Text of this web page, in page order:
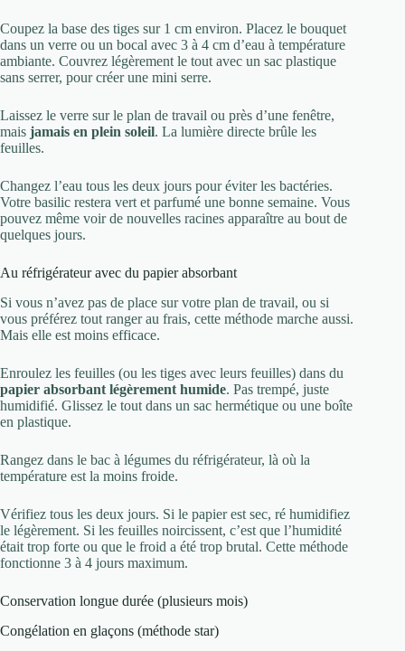
Coupez la base des tiges sur 1 cm environ. Placez le bouquet
dans un verre ou un bocal avec 3 à 4 cm d’eau à température
ambiante. Couvrez légèrement le tout avec un sac plastique
sans serrer, pour créer une mini serre.
Laissez le verre sur le plan de travail ou près d’une fenêtre,
mais jamais en plein soleil. La lumière directe brûle les
feuilles.
Changez l’eau tous les deux jours pour éviter les bactéries.
Votre basilic restera vert et parfumé une bonne semaine. Vous
pouvez même voir de nouvelles racines apparaître au bout de
quelques jours.
Au réfrigérateur avec du papier absorbant
Si vous n’avez pas de place sur votre plan de travail, ou si
vous préférez tout ranger au frais, cette méthode marche aussi.
Mais elle est moins efficace.
Enroulez les feuilles (ou les tiges avec leurs feuilles) dans du
papier absorbant légèrement humide. Pas trempé, juste
humidifié. Glissez le tout dans un sac hermétique ou une boîte
en plastique.
Rangez dans le bac à légumes du réfrigérateur, là où la
température est la moins froide.
Vérifiez tous les deux jours. Si le papier est sec, ré humidifiez
le légèrement. Si les feuilles noircissent, c’est que l’humidité
était trop forte ou que le froid a été trop brutal. Cette méthode
fonctionne 3 à 4 jours maximum.
Conservation longue durée (plusieurs mois)
Congélation en glaçons (méthode star)